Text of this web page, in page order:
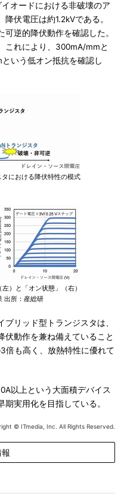
オードにおける非破壊のア
伏電圧は約1.2kVである。
逆的降伏動作を確認した。
これにより、300mA/mmと
いう低オン抵抗を確認し
における降伏特性の模式
）と「オン状態」（右）
出所：産総研
リッド型トランジスタは、
伏動作を兼ね備えていること
倍も高く、放熱特性に優れて
以上という大面積デバイス
実用化を目指している。
© ITmedia, Inc. All Rights Reserved.